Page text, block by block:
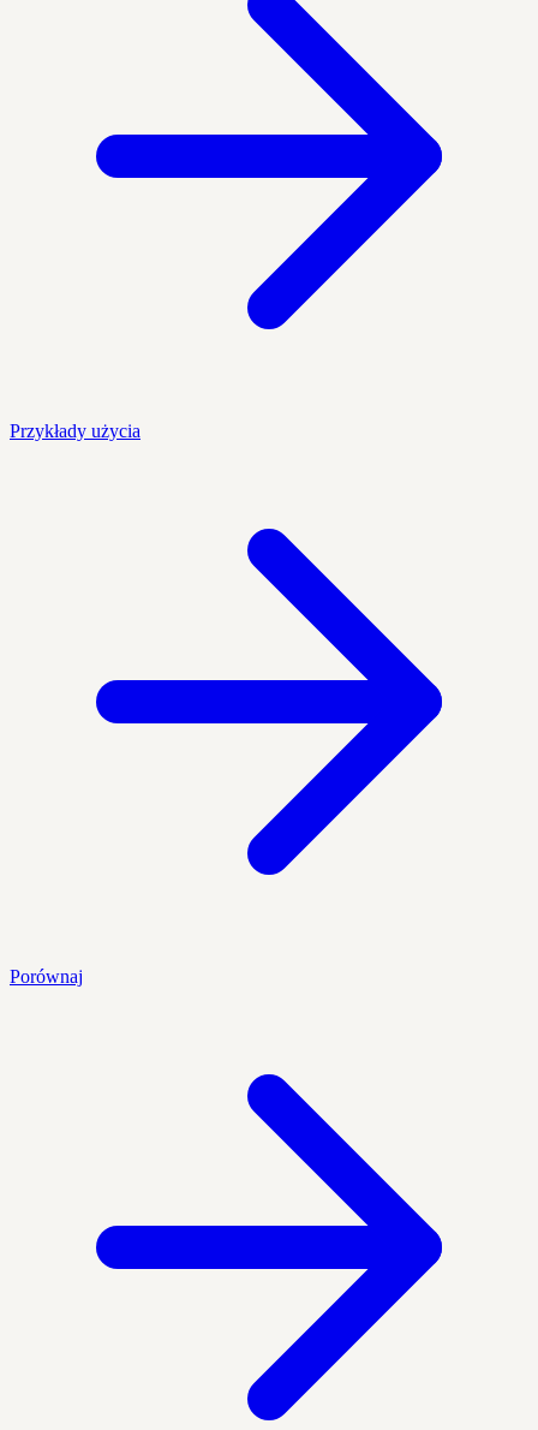
Przykłady użycia
Porównaj